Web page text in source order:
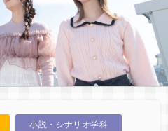
小説・シナリオ学科